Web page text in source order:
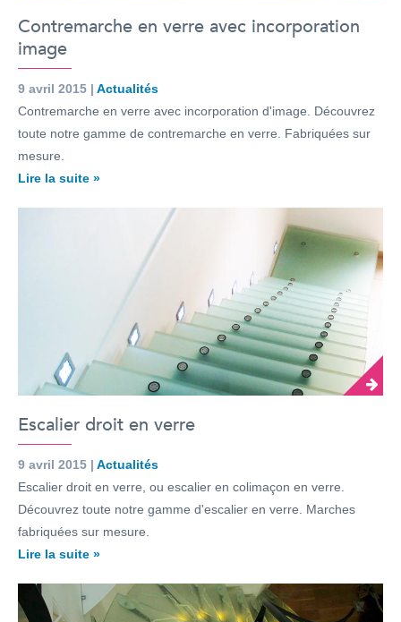
Contremarche en verre avec incorporation
image
9 avril 2015 | Actualités
Contremarche en verre avec incorporation d'image. Découvrez
toute notre gamme de contremarche en verre. Fabriquées sur
mesure.
Lire la suite »
Escalier droit en verre
9 avril 2015 | Actualités
Escalier droit en verre, ou escalier en colimaçon en verre.
Découvrez toute notre gamme d'escalier en verre. Marches
fabriquées sur mesure.
Lire la suite »